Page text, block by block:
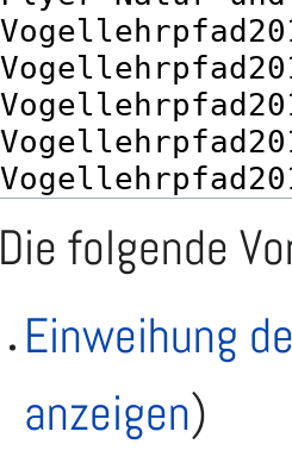
Die folgende
Einweihung
anzeigen)